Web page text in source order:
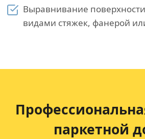
Выравнивание
видами стяжек, фанерой
паркетной